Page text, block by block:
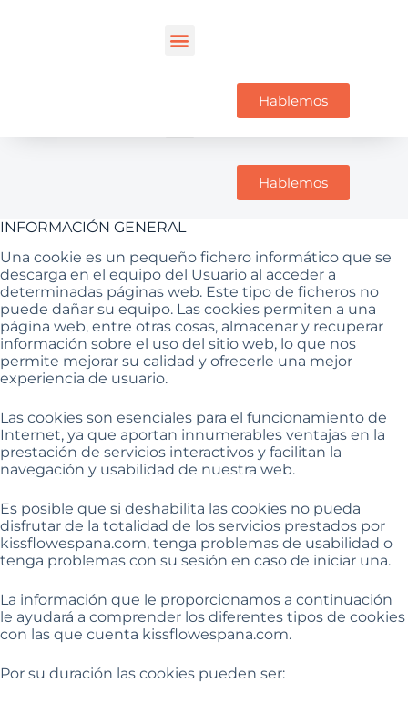
Hablemos
Hablemos
INFORMACIÓN GENERAL
Una cookie es un pequeño fichero informático que se
descarga en el equipo del Usuario al acceder a
determinadas páginas web. Este tipo de ficheros no
puede dañar su equipo. Las cookies permiten a una
página web, entre otras cosas, almacenar y recuperar
información sobre el uso del sitio web, lo que nos
permite mejorar su calidad y ofrecerle una mejor
experiencia de usuario.
Las cookies son esenciales para el funcionamiento de
Internet, ya que aportan innumerables ventajas en la
prestación de servicios interactivos y facilitan la
navegación y usabilidad de nuestra web.
Es posible que si deshabilita las cookies no pueda
disfrutar de la totalidad de los servicios prestados por
kissflowespana.com, tenga problemas de usabilidad o
tenga problemas con su sesión en caso de iniciar una.
La información que le proporcionamos a continuación
le ayudará a comprender los diferentes tipos de cookies
con las que cuenta kissflowespana.com.
Por su duración las cookies pueden ser: